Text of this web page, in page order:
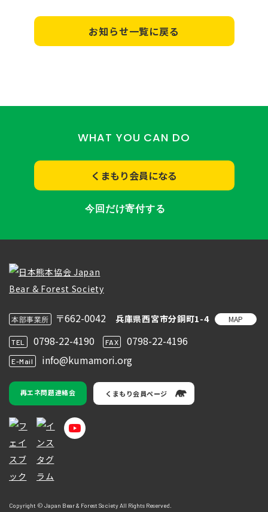
お知らせ一覧に戻る
WHAT YOU CAN DO
くまもり会員になる
今回だけ寄付する
本部事業所 〒662-0042 兵庫県西宮市分銅町1-4 MAP
TEL 0798-22-4190 FAX 0798-22-4196
E-Mail info@kumamori.org
再エネ問題連絡会 くまもり会員ページ
Copyright © Japan Bear & Forest Society All Rights Reserved.